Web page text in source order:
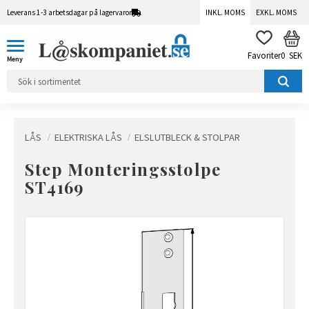
Leverans 1-3 arbetsdagar på lagervaror INKL. MOMS EXKL. MOMS
FAVORITER
0 SEK
LÅS ELEKTRISKA LÅS ELSLUTBLECK & STOLPAR
Step Monteringsstolpe
ST4169